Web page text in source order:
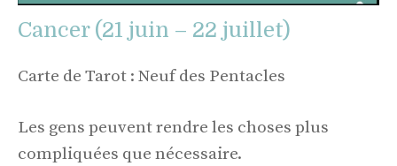
Cancer (21 juin – 22 juillet)
Carte de Tarot : Neuf des Pentacles
Les gens peuvent rendre les choses plus
compliquées que nécessaire.